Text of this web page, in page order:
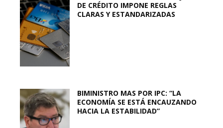
DE CRÉDITO IMPONE REGLAS
CLARAS Y ESTANDARIZADAS
BIMINISTRO MAS POR IPC: “LA
ECONOMÍA SE ESTÁ ENCAUZANDO
HACIA LA ESTABILIDAD”